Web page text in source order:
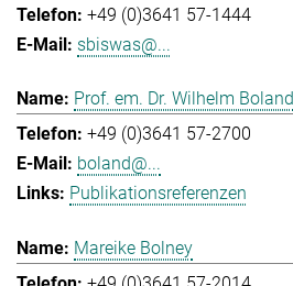
+49 (0)3641 57-1444
sbiswas@...
Prof. em. Dr. Wilhelm Boland
+49 (0)3641 57-2700
boland@...
Publikationsreferenzen
Mareike Bolney